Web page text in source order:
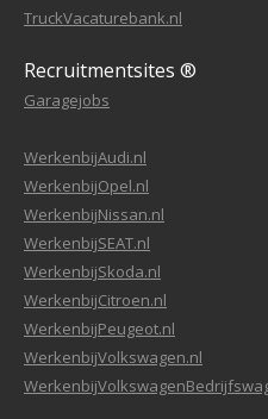
TruckVacaturebank.nl
Recruitmentsites ®
Garagejobs
WerkenbijAudi.nl
WerkenbijOpel.nl
WerkenbijNissan.nl
WerkenbijSEAT.nl
WerkenbijSkoda.nl
WerkenbijCitroen.nl
WerkenbijPeugeot.nl
WerkenbijVolkswagen.nl